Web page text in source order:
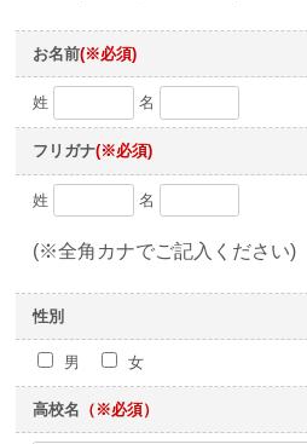
お名前(※必須)
姓 名
フリガナ(※必須)
姓 名
(※全角カナでご記入ください)
性別
男 女
高校名 （※必須）